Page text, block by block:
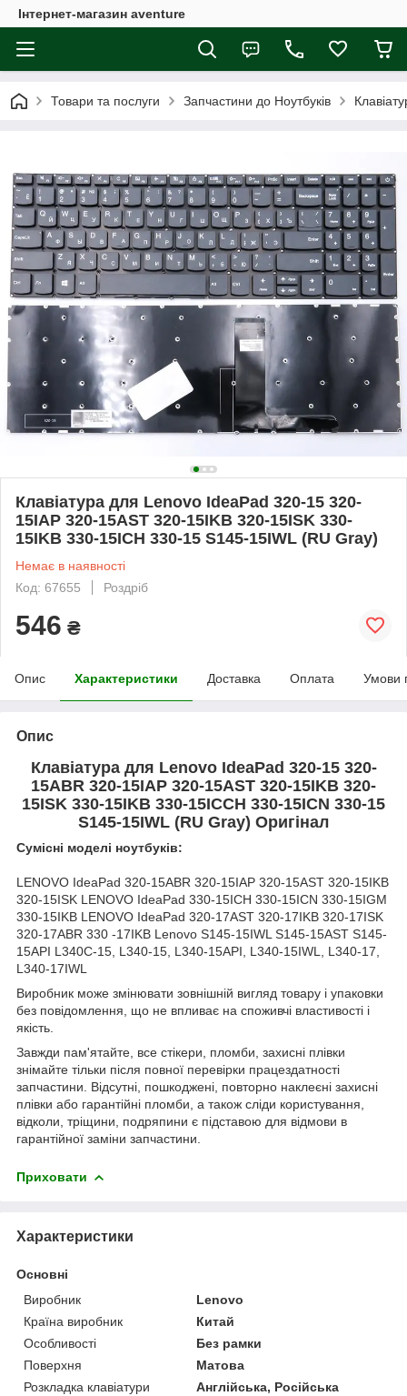
Інтернет-магазин aventure
Товари та послуги Запчастини до Ноутбуків
Клавіатура для Lenovo IdeaPad 320-15 320-
15IAP 320-15AST 320-15IKB 320-15ISK 330-
15IKB 330-15ICH 330-15 S145-15IWL (RU Gray)
Немає в наявності
Код: 67655
Роздріб
546 ₴
Опис Характеристики Доставка Оплата Умови
Опис
Клавіатура для Lenovo IdeaPad 320-15 320-
15ABR 320-15IAP 320-15AST 320-15IKB 320-
15ISK 330-15IKB 330-15ICCH 330-15ICN 330-15
S145-15IWL (RU Gray) Оригінал
Сумісні моделі ноутбуків:
LENOVO IdeaPad 320-15ABR 320-15IAP 320-15AST 320-15IKB
320-15ISK LENOVO IdeaPad 330-15ICH 330-15ICN 330-15IGM
330-15IKB LENOVO IdeaPad 320-17AST 320-17IKB 320-17ISK
320-17ABR 330 -17IKB Lenovo S145-15IWL S145-15AST S145-
15API L340C-15, L340-15, L340-15API, L340-15IWL, L340-17,
L340-17IWL
Виробник може змінювати зовнішній вигляд товару і упаковки
без повідомлення, що не впливає на споживчі властивості і
якість.
Завжди пам'ятайте, все стікери, пломби, захисні плівки
знімайте тільки після повної перевірки працездатності
запчастини. Відсутні, пошкоджені, повторно наклеєні захисні
плівки або гарантійні пломби, а також сліди користування,
відколи, тріщини, подряпини є підставою для відмови в
гарантійної заміни запчастини.
Приховати
Характеристики
Основні
Виробник
Lenovo
Країна виробник
Китай
Особливості
Без рамки
Поверхня
Матова
Розкладка клавіатури
Англійська, Російська